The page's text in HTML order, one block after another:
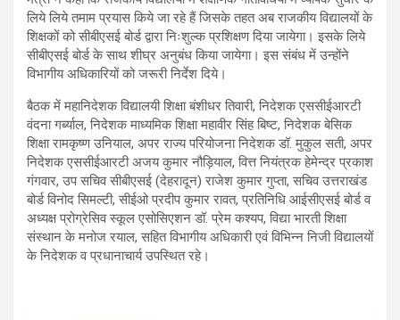
लिये लिये तमाम प्रयास किये जा रहे हैं जिसके तहत अब राजकीय विद्यालयों के
शिक्षकों को सीबीएसई बोर्ड द्वारा निःशुल्क प्रशिक्षण दिया जायेगा। इसके लिये
सीबीएसई बोर्ड के साथ शीघ्र अनुबंध किया जायेगा। इस संबंध में उन्होंने
विभागीय अधिकारियों को जरूरी निर्देश दिये।
बैठक में महानिदेशक विद्यालयी शिक्षा बंशीधर तिवारी, निदेशक एससीईआरटी
वंदना गर्ब्याल, निदेशक माध्यमिक शिक्षा महावीर सिंह बिष्ट, निदेशक बेसिक
शिक्षा रामकृष्ण उनियाल, अपर राज्य परियोजना निदेशक डॉ. मुकुल सती, अपर
निदेशक एससीईआरटी अजय कुमार नौड़ियाल, वित्त नियंत्रक हेमेन्द्र प्रकाश
गंगवार, उप सचिव सीबीएसई (देहरादून) राजेश कुमार गुप्ता, सचिव उत्तराखंड
बोर्ड विनोद सिमल्टी, सीईओ प्रदीप कुमार रावत, प्रतिनिधि आईसीएसई बोर्ड व
अध्यक्ष प्रोग्रेसिव स्कूल एसोसिएशन डॉ. प्रेम कश्यप, विद्या भारती शिक्षा
संस्थान के मनोज रयाल, सहित विभागीय अधिकारी एवं विभिन्न निजी विद्यालयों
के निदेशक व प्रधानाचार्य उपस्थित रहे।